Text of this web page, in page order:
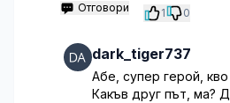
Отговори 1 0
dark_tiger737
Абе, супер герой,
Какъв друг път, ма?